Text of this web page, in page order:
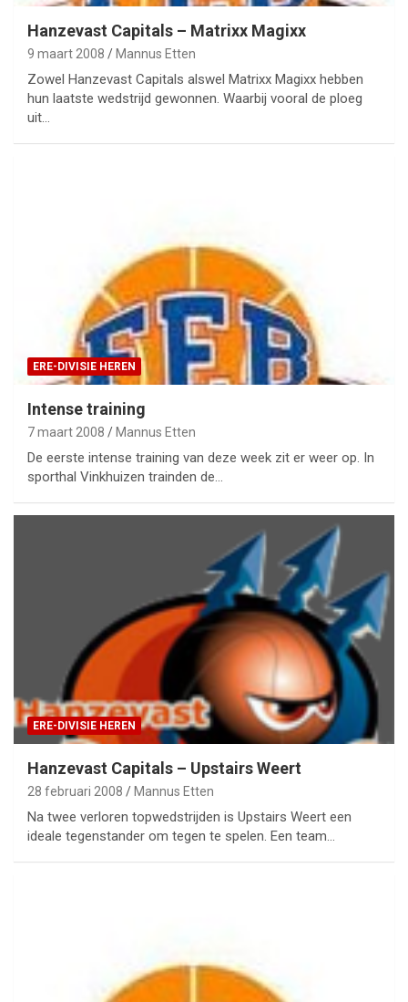
Hanzevast Capitals – Matrixx Magixx
9 maart 2008 Mannus Etten
Zowel Hanzevast Capitals alswel Matrixx Magixx hebben
hun laatste wedstrijd gewonnen. Waarbij vooral de ploeg
uit…
ERE-DIVISIE HEREN
Intense training
7 maart 2008 Mannus Etten
De eerste intense training van deze week zit er weer op. In
sporthal Vinkhuizen trainden de…
ERE-DIVISIE HEREN
Hanzevast Capitals – Upstairs Weert
28 februari 2008 Mannus Etten
Na twee verloren topwedstrijden is Upstairs Weert een
ideale tegenstander om tegen te spelen. Een team…